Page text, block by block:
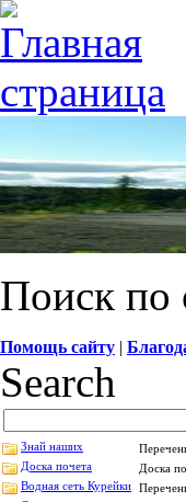
Поиск по
Помощь сайту |
Search
Знай наших
Доска почета
Доска
Водная сеть Курейки